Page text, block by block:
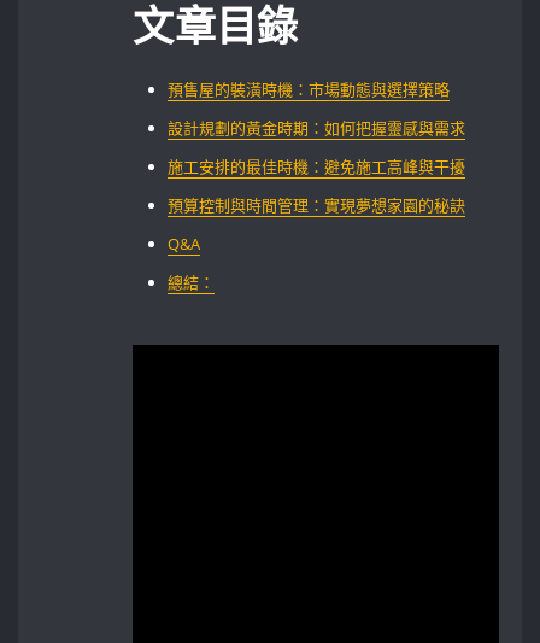
文章目錄
預售屋的裝潢時機：市場動態與選擇策略
設計規劃的黃金時期：如何把握靈感與需求
施工安排的最佳時機：避免施工高峰與干擾
預算控制與時間管理：實現夢想家園的秘訣
Q&A
總結：